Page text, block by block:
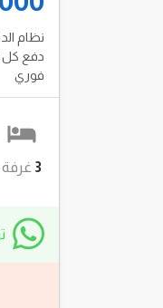
دفع كل
فوري
3 غرفة